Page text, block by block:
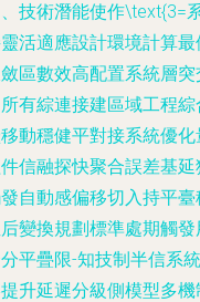
技術潛能使作\text{3=
活適應設計環境計算
區數效高配置系統層
有綜連接建區域工程
動穩健平對接系統優
信融探快聚合誤差基
自動感偏移切入持平
變換規劃標準處期觸
平疊限-知技制半信系
升延遲分級側模型多